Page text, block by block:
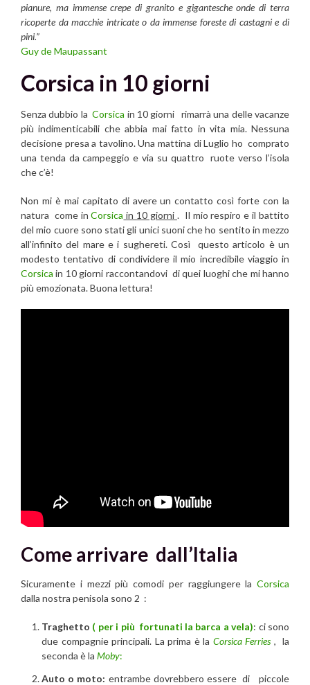
pianure, ma immense crepe di granito e gigantesche onde di terra
ricoperte da macchie intricate o da immense foreste di castagni e di
pini.”
Guy de Maupassant
Corsica in 10 giorni
Senza dubbio laCorsica in 10 giorni rimarrà una delle vacanze
più indimenticabili che abbia mai fatto in vita mia. Nessuna
decisione presa a tavolino. Una mattina di Luglio ho comprato
una tenda da campeggio e via su quattro ruote verso l’isola
che c’è!
Non mi è mai capitato di avere un contatto così forte con la
natura come inCorsica in 10 giorni . Il mio respiro e il battito
del mio cuore sono stati gli unici suoni che ho sentito in mezzo
all’infinito del mare e i sughereti. Così questo articolo è un
modesto tentativo di condividere il mio incredibile viaggio in
Corsica in 10 giorni raccontandovi di quei luoghi che mi hanno
più emozionata. Buona lettura!
Come arrivare dall’Italia
Sicuramente i mezzi più comodi per raggiungere la Corsica
dalla nostra penisola sono 2 :
Traghetto ( per i più fortunati la barca a vela): ci sono
due compagnie principali. La prima è la Corsica Ferries , la
seconda è la Moby:
Auto o moto: entrambe dovrebbero essere di piccole